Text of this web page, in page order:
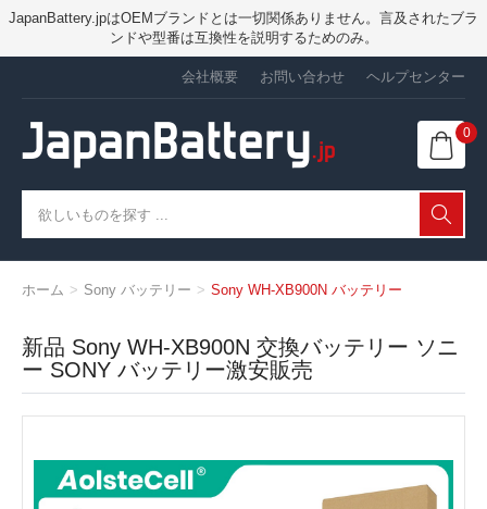
JapanBattery.jpはOEMブランドとは一切関係ありません。言及されたブラ
ンドや型番は互換性を説明するためのみ。
会社概要 お問い合わせ ヘルプセンター
0
ホーム Sony バッテリー Sony WH-XB900N バッテリー
新品 Sony WH-XB900N 交換バッテリー ソニ
ー SONY バッテリー激安販売